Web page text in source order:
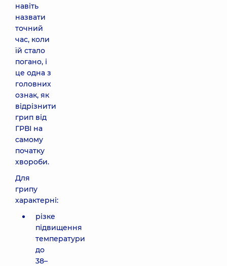
навіть
назвати
точний
час, коли
їй стало
погано, і
це одна з
головних
ознак, як
відрізнити
грип від
ГРВІ на
самому
початку
хвороби.
Для
грипу
характерні:
різке
підвищення
температури
до
38–